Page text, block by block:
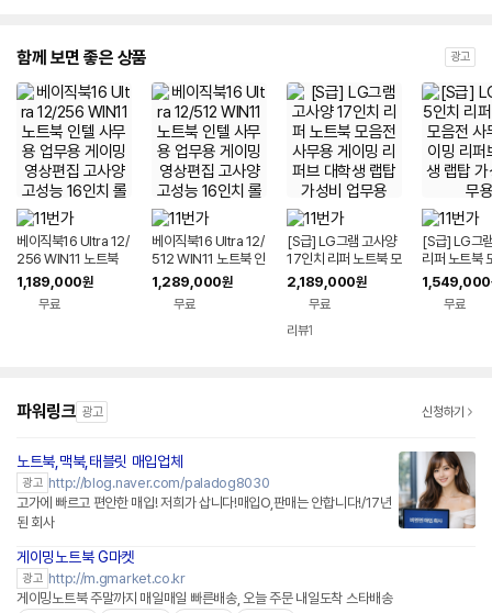
함께 보면 좋은 상품 광고
베이직북16 Ultra 12/
256 WIN11 노트북
인텔 사무용 업무용 게
이밍 영상편집 고사양
고성능 16인치 롤 울트
1,189,000원
무료
베이직북16 Ultra 12/
512 WIN11 노트북 인
텔 사무용 업무용 게이
밍 영상편집 고사양 고
성능 16인치 롤 울트라
1,289,000원
무료
[S급] LG그램 고사양
17인치 리퍼 노트북 모
음전 사무용 게이밍 리
퍼브 대학생 랩탑 가성
비 업무용
2,189,000원
무료
리뷰1
[S급] LG그
리퍼 노트북
무용 게이밍
학생 랩탑 가
1,549,000
무료
파워링크 광고 신청하기
노트북,맥북,태블릿 매입업체
광고 http://blog.naver.com/paladog8030
고가에 빠르고 편안한 매입! 저희가 삽니다!매입O,판매는 안합니다!/17년
된 회사
게이밍노트북 G마켓
광고 http://m.gmarket.co.kr
게이밍노트북 주말까지 매일매일 빠른배송, 오늘 주문 내일도착 스타배송